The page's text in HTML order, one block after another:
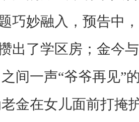
巧妙融入，预告中
出了学区房；金今
之间一声“爷爷再见”
金在女儿面前打掩